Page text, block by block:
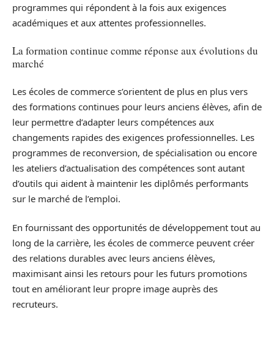
programmes qui répondent à la fois aux exigences
académiques et aux attentes professionnelles.
La formation continue comme réponse aux évolutions du
marché
Les écoles de commerce s’orientent de plus en plus vers
des formations continues pour leurs anciens élèves, afin de
leur permettre d’adapter leurs compétences aux
changements rapides des exigences professionnelles. Les
programmes de reconversion, de spécialisation ou encore
les ateliers d’actualisation des compétences sont autant
d’outils qui aident à maintenir les diplômés performants
sur le marché de l’emploi.
En fournissant des opportunités de développement tout au
long de la carrière, les écoles de commerce peuvent créer
des relations durables avec leurs anciens élèves,
maximisant ainsi les retours pour les futurs promotions
tout en améliorant leur propre image auprès des
recruteurs.